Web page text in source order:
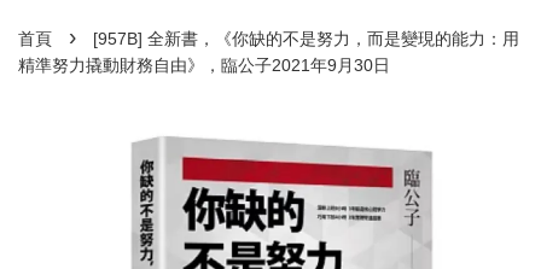
首頁 ›
[957B] 全新書，《你缺的不是努力，而是變現的能力：用
精準努力撬動財務自由》，臨公子2021年9月30日